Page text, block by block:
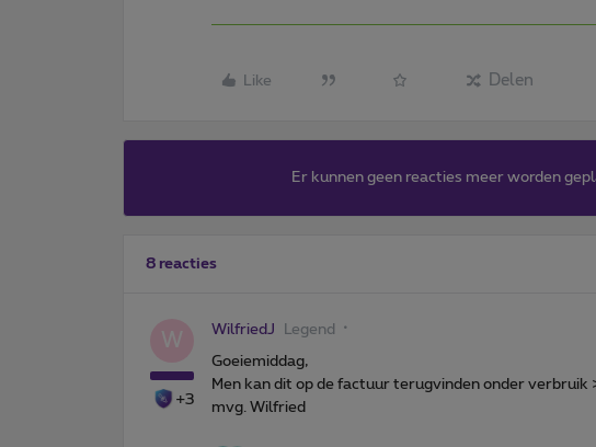
Like Delen
Er kunnen geen reacties meer worden
8 reacties
W
+3
WilfriedJ Legend
Goeiemiddag,
Men kan dit op de factuur terugvinden onder verbruik
mvg. Wilfried